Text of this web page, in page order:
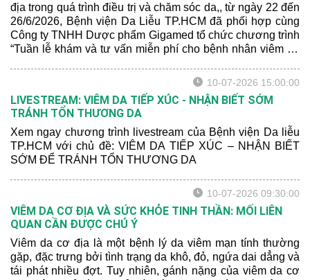
địa trong quá trình điều trị và chăm sóc da,, từ ngày 22 đến
26/6/2026, Bệnh viện Da Liễu TP.HCM đã phối hợp cùng
Công ty TNHH Dược phẩm Gigamed tổ chức chương trình
“Tuần lễ khám và tư vấn miễn phí cho bệnh nhân viêm da
10-07-2026 15:00:00
LIVESTREAM: VIÊM DA TIẾP XÚC - NHẬN BIẾT SỚM
TRÁNH TỔN THƯƠNG DA
Xem ngay chương trình livestream của Bệnh viện Da liễu
TP.HCM với chủ đề: VIÊM DA TIẾP XÚC – NHẬN BIẾT
SỚM ĐỂ TRÁNH TỔN THƯƠNG DA
10-07-2026 09:30:00
VIÊM DA CƠ ĐỊA VÀ SỨC KHỎE TINH THẦN: MỐI LIÊN
QUAN CẦN ĐƯỢC CHÚ Ý
Viêm da cơ địa là một bệnh lý da viêm mạn tính thường
gặp, đặc trưng bởi tình trạng da khô, đỏ, ngứa dai dẳng và
tái phát nhiều đợt. Tuy nhiên, gánh nặng của viêm da cơ